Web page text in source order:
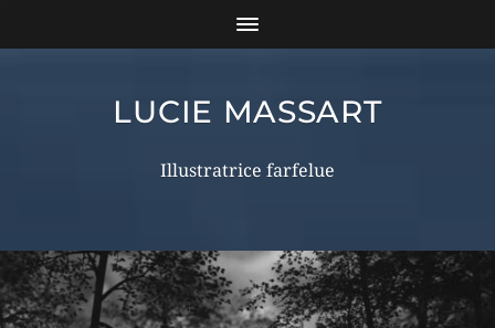
LUCIE MASSART
Illustratrice farfelue